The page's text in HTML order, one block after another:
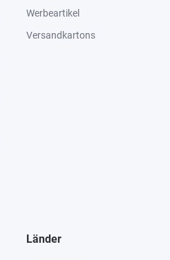
Werbeartikel
Versandkartons
Länder